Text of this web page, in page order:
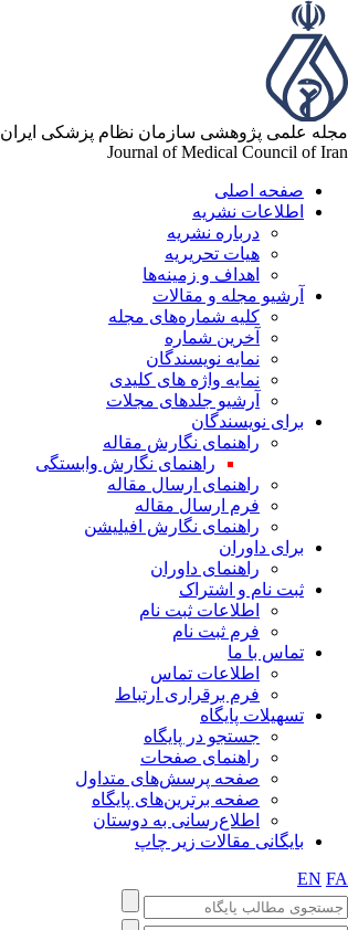
مجله علمی پژوهشی سازمان نظام پزشکی ایران
Journal of Medical Council of Iran
صفحه اصلی
اطلاعات نشریه
درباره نشریه
هیات تحریریه
اهداف و زمینه‌ها
آرشیو مجله و مقالات
کلیه شماره‌های مجله
آخرین شماره
نمایه نویسندگان
نمایه واژه های کلیدی
آرشیو جلدهای مجلات
برای نویسندگان
راهنمای نگارش مقاله
راهنمای نگارش وابستگی
راهنمای ارسال مقاله
فرم ارسال مقاله
راهنمای نگارش افیلیشن
برای داوران
راهنمای داوران
ثبت نام و اشتراک
اطلاعات ثبت نام
فرم ثبت نام
تماس با ما
اطلاعات تماس
فرم برقراری ارتباط
تسهیلات پایگاه
جستجو در پایگاه
راهنمای صفحات
صفحه پرسش‌های متداول
صفحه برترین‌های پایگاه
اطلاع‌رسانی به دوستان
بایگانی مقالات زیر چاپ
EN FA